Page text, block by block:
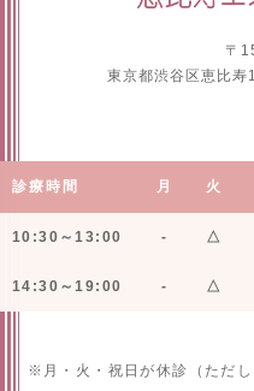
〒
東京都渋谷区恵比
診療時間 月 火
10:30～13:00 - △
14:30～19:00 - △
※月・火・祝日が休診（ただ